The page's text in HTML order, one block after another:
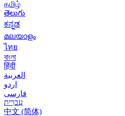
தமிழ்
తెలుగు
ಕನ್ನಡ
മലയാളം
ไทย
বাংলা
हिंदी
العربية
اردو
فارسی
עִברִית
中文 (简体)